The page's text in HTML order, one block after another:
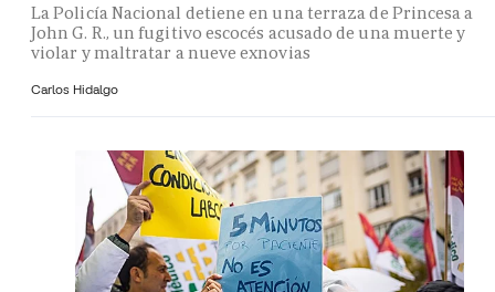
La Policía Nacional detiene en una terraza de Princesa a
John G. R., un fugitivo escocés acusado de una muerte y
violar y maltratar a nueve exnovias
Carlos Hidalgo